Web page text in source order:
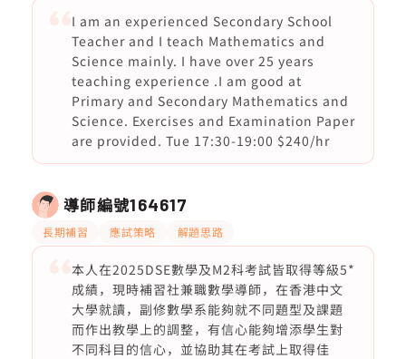
I am an experienced Secondary School
Teacher and I teach Mathematics and
Science mainly. I have over 25 years
teaching experience .I am good at
Primary and Secondary Mathematics and
Science. Exercises and Examination Paper
are provided. Tue 17:30-19:00 $240/hr
導師編號164617
長期補習 應試策略 解題思路
本人在2025DSE數學及M2科考試皆取得等級5*
成績，現時補習社兼職數學導師，在香港中文
大學就讀，副修數學系能夠就不同題型及課題
而作出教學上的調整，有信心能夠增添學生對
不同科目的信心，並協助其在考試上取得佳